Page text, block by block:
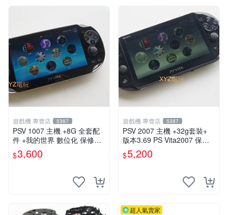
遊戲機 專賣店 5387
PSV 1007 主機 +8G 全套配
件 +我的世界 數位化 保修一
年 品質有保障 psv1007
$3,600
遊戲機 專賣店 5387
PSV 2007 主機 +32g套裝+
版本3.69 PS Vita2007 保修
一年 8成新
$5,200
超人氣賣家